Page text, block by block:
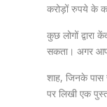
करोड़ों रुपये के
कुछ लोगों द्वारा
सकता। अगर
शाह, जिनके पास
पर लिखी एक